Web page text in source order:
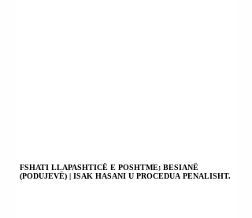
FSHATI LLAPASHTICË E POSHTME; BESIANË
(PODUJEVË) | ISAK HASANI U PROCEDUA PENALISHT.